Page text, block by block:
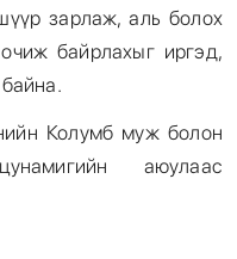
зарлаж, аль болох
байрлахыг иргэд,
Колумб муж болон
аюулаас